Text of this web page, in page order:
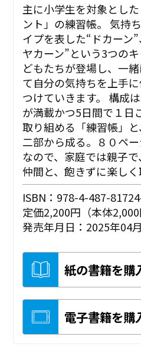
主に小学生を対象とし
ント」の練習帳。 気持
イプを表した“ドカーン
ヤカーン”という3つの
どもたちが登場し、一
て自分の気持ちを上手
つけていきます。 構成
が満載かつ5日間で１日
取り組める「練習帳」
二部から成る。８０ペ
なので、家庭では親子
仲間と、飽きずに楽し
ISBN：978-4-487-
定価2,200円（本体2,000
発売年月日：2025年04
紙の書籍を購
電子書籍を購